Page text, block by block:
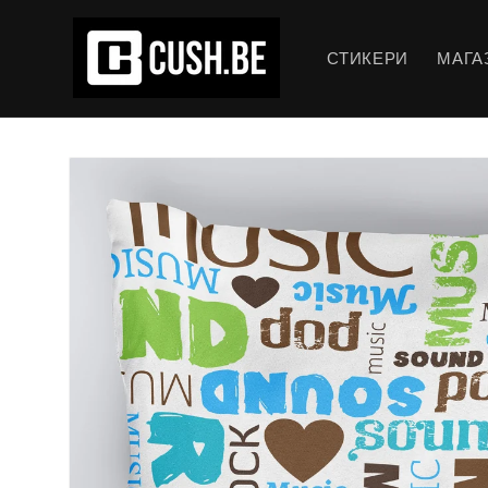
съдържанието
СТИКЕРИ
Прескочи към
за продукта